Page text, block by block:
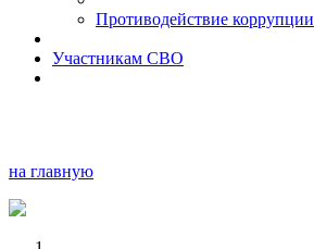
Противодействие коррупции
Участникам СВО
на главную